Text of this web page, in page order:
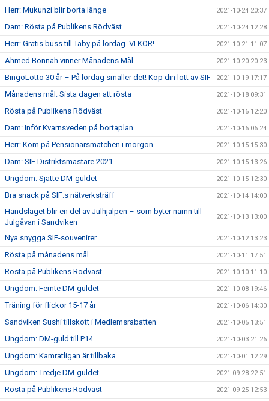
Herr: Mukunzi blir borta länge 2021-10-24 20:37
Dam: Rösta på Publikens Rödväst 2021-10-24 12:28
Herr: Gratis buss till Täby på lördag. VI KÖR! 2021-10-21 11:07
Ahmed Bonnah vinner Månadens Mål 2021-10-20 20:23
BingoLotto 30 år – På lördag smäller det! Köp din lott av SIF 2021-10-19 17:17
Månadens mål: Sista dagen att rösta 2021-10-18 09:31
Rösta på Publikens Rödväst 2021-10-16 12:20
Dam: Inför Kvarnsveden på bortaplan 2021-10-16 06:24
Herr: Kom på Pensionärsmatchen i morgon 2021-10-15 15:30
Dam: SIF Distriktsmästare 2021 2021-10-15 13:26
Ungdom: Sjätte DM-guldet 2021-10-15 12:30
Bra snack på SIF:s nätverksträff 2021-10-14 14:00
Handslaget blir en del av Julhjälpen – som byter namn till
Julgåvan i Sandviken
2021-10-13 13:00
Nya snygga SIF-souvenirer 2021-10-12 13:23
Rösta på månadens mål 2021-10-11 17:51
Rösta på Publikens Rödväst 2021-10-10 11:10
Ungdom: Femte DM-guldet 2021-10-08 19:46
Träning för flickor 15-17 år 2021-10-06 14:30
Sandviken Sushi tillskott i Medlemsrabatten 2021-10-05 13:51
Ungdom: DM-guld till P14 2021-10-03 21:26
Ungdom: Kamratligan är tillbaka 2021-10-01 12:29
Ungdom: Tredje DM-guldet 2021-09-28 22:51
Rösta på Publikens Rödväst 2021-09-25 12:53